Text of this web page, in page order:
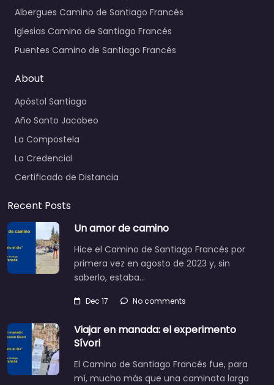
Albergues Camino de Santiago Francés
Iglesias Camino de Santiago Francés
Puentes Camino de Santiago Francés
About
Apóstol Santiago
Año Santo Jacobeo
La Compostela
La Credencial
Certificado de Distancia
Recent Posts
Un amor de camino
Hice el Camino de Santiago Francés por
primera vez en agosto de 2023 y, sin
saberlo, estaba…
Dec 17 No comments
Viajar en manada: el experimento
Sívori
El Camino de Santiago Francés fue, para
mí, mucho más que una caminata larga